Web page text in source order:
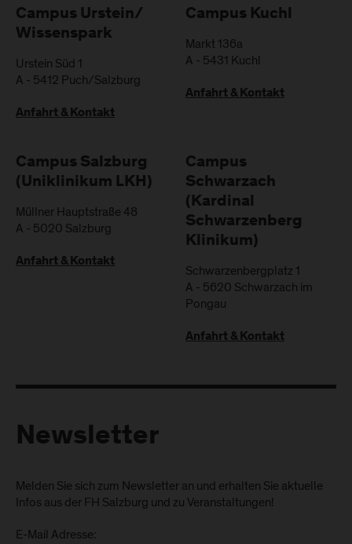
Campus Urstein/
Wissenspark
Urstein Süd 1
A - 5412 Puch/Salzburg
Anfahrt & Kontakt
Campus Kuchl
Markt 136a
A - 5431 Kuchl
Anfahrt & Kontakt
Campus Salzburg
(Uniklinikum LKH)
Müllner Hauptstraße 48
A - 5020 Salzburg
Anfahrt & Kontakt
Campus
Schwarzach
(Kardinal
Schwarzenberg
Klinikum)
Schwarzenbergplatz 1
A - 5620 Schwarzach im
Pongau
Anfahrt & Kontakt
Newsletter
Melden Sie sich zum Newsletter an und erhalten Sie aktuelle
Infos aus der FH Salzburg und zu Veranstaltungen!
E-Mail Adresse: